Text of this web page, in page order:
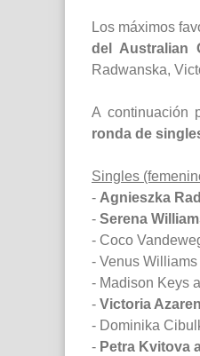
Los máximos
del Australian
Radwanska,
A continuación
ronda de
Singles
- Agnieszka
- Serena
- Coco
- Venus
- Madison Keys
- Victoria
- Dominika
- Petra Kvitova